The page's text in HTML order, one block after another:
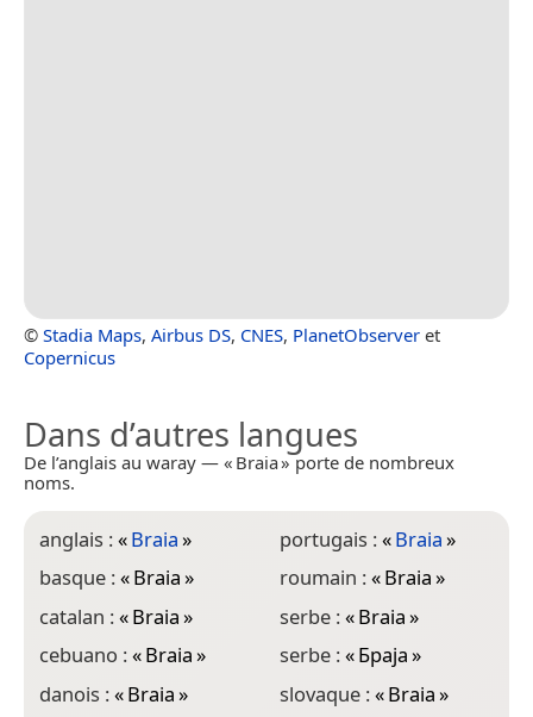
© Stadia Maps, Airbus DS, CNES, PlanetObserver et
Copernicus
Dans d’autres langues
De l’anglais au waray — « Braia » porte de nombreux
noms.
anglais :«Braia»
basque :«Braia»
catalan :«Braia»
cebuano :«Braia»
danois :«Braia»
portugais :«Braia»
roumain :«Braia»
serbe :«Braia»
serbe :«Браја»
slovaque :«Braia»